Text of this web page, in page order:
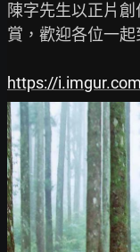
陳字先生以正片
賞，歡迎各位一起
https://